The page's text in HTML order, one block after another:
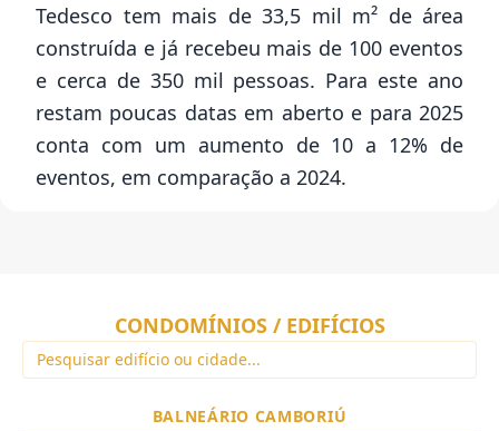
Tedesco tem mais de 33,5 mil m² de área
construída e já recebeu mais de 100 eventos
e cerca de 350 mil pessoas. Para este ano
restam poucas datas em aberto e para 2025
conta com um aumento de 10 a 12% de
eventos, em comparação a 2024.
CONDOMÍNIOS / EDIFÍCIOS
BALNEÁRIO CAMBORIÚ